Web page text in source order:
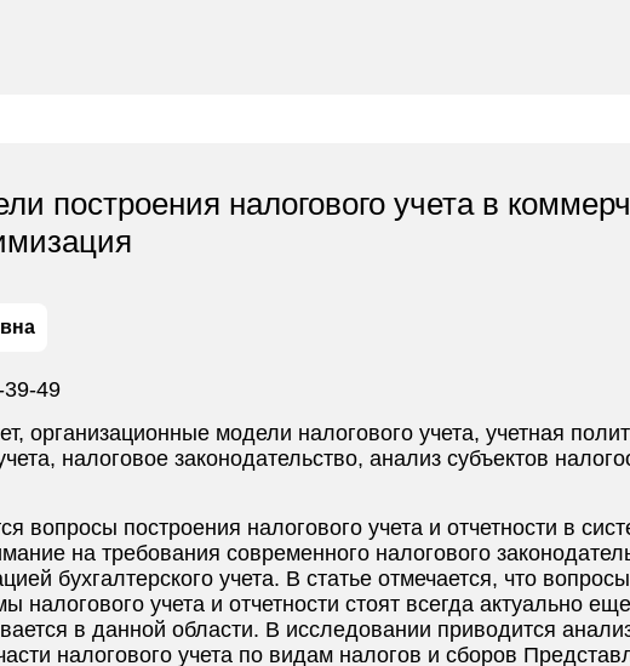
построения налогового учета в
39-49
организационные модели налогового учета, учетная
налоговое законодательство, анализ субъектов
вопросы построения налогового учета и отчетности в
на требования современного налогового
бухгалтерского учета. В статье отмечается, что
налогового учета и отчетности стоят всегда актуально
в данной области. В исследовании приводится
налогового учета по видам налогов и сборов